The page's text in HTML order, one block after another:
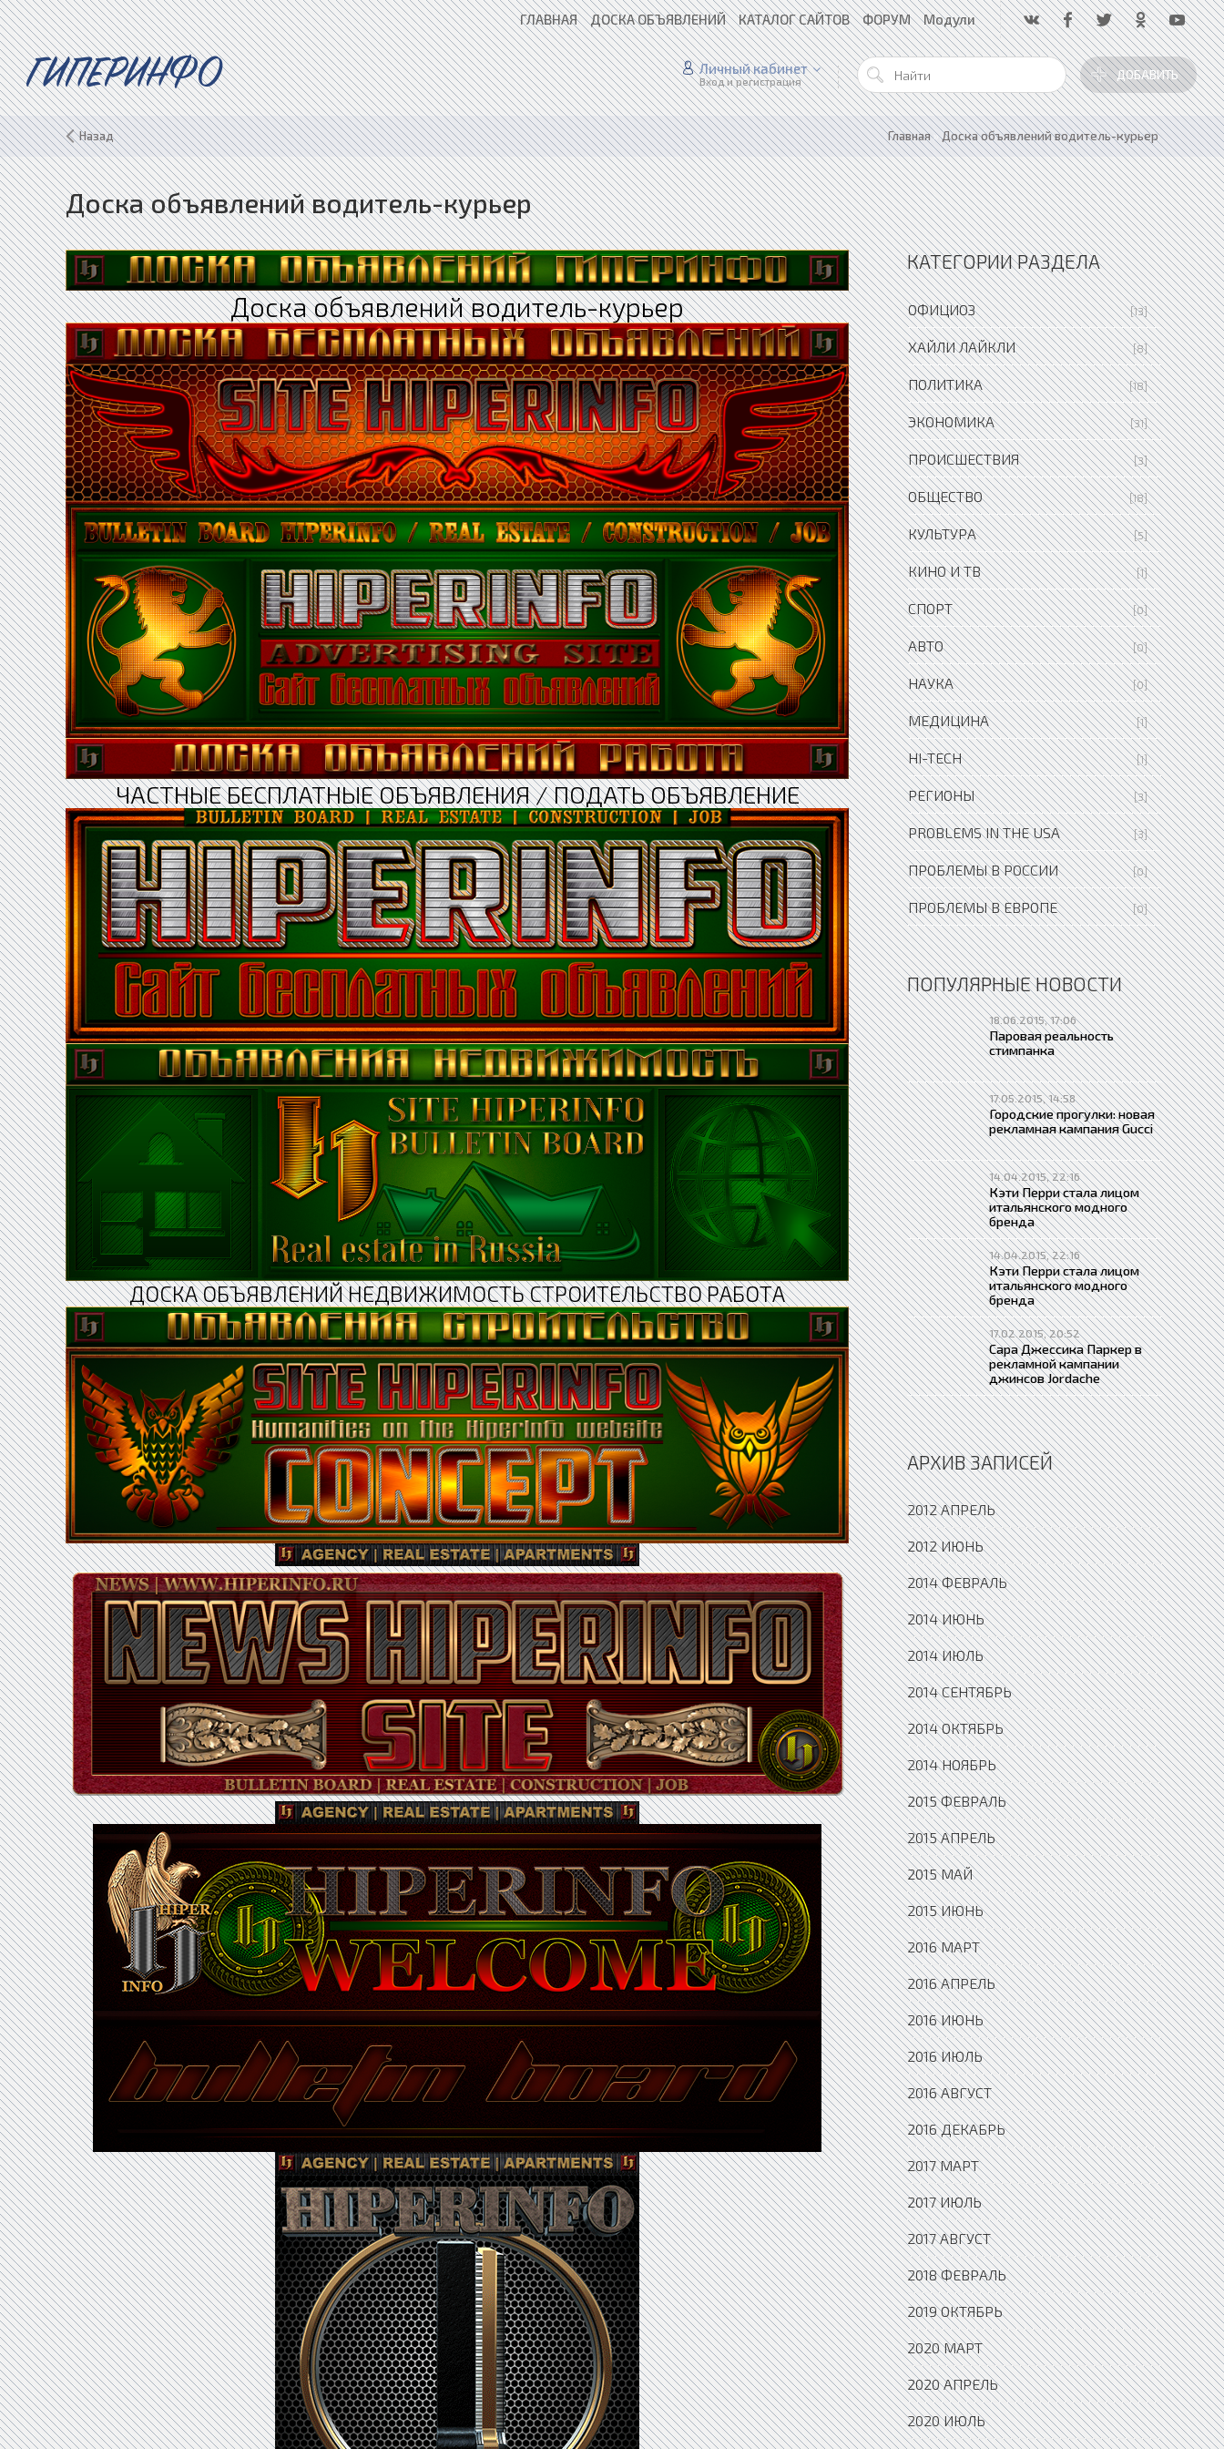
ГЛАВНАЯ ДОСКА ОБЪЯВЛЕНИЙ КАТАЛОГ САЙТОВ ФОРУМ Модули
ГИПЕРИНФО ДОБАВИТЬ
Личный кабинет
Вход и регистрация
Назад Главная»Доска объявлений водитель-курьер
Доска объявлений водитель-курьер
Доска объявлений водитель-курьер
ЧАСТНЫЕ БЕСПЛАТНЫЕ ОБЪЯВЛЕНИЯ / ПОДАТЬ ОБЪЯВЛЕНИЕ
ДОСКА ОБЪЯВЛЕНИЙ НЕДВИЖИМОСТЬ СТРОИТЕЛЬСТВО РАБОТА
КАТЕГОРИИ РАЗДЕЛА
ОФИЦИОЗ [13]
ХАЙЛИ ЛАЙКЛИ [8]
ПОЛИТИКА [18]
ЭКОНОМИКА [31]
ПРОИСШЕСТВИЯ [3]
ОБЩЕСТВО [18]
КУЛЬТУРА [5]
КИНО И ТВ [1]
СПОРТ [0]
АВТО [0]
НАУКА [0]
МЕДИЦИНА [1]
HI-TECH [1]
РЕГИОНЫ [3]
PROBLEMS IN THE USA [3]
ПРОБЛЕМЫ В РОССИИ [0]
ПРОБЛЕМЫ В ЕВРОПЕ [0]
ПОПУЛЯРНЫЕ НОВОСТИ
18.06.2015, 17:06
Паровая реальность
стимпанка
17.05.2015, 14:58
Городские прогулки: новая
рекламная кампания Gucci
14.04.2015, 22:16
Кэти Перри стала лицом
итальянского модного
бренда
14.04.2015, 22:16
Кэти Перри стала лицом
итальянского модного
бренда
17.02.2015, 20:52
Сара Джессика Паркер в
рекламной кампании
джинсов Jordache
АРХИВ ЗАПИСЕЙ
2012 АПРЕЛЬ
2012 ИЮНЬ
2014 ФЕВРАЛЬ
2014 ИЮНЬ
2014 ИЮЛЬ
2014 СЕНТЯБРЬ
2014 ОКТЯБРЬ
2014 НОЯБРЬ
2015 ФЕВРАЛЬ
2015 АПРЕЛЬ
2015 МАЙ
2015 ИЮНЬ
2016 МАРТ
2016 АПРЕЛЬ
2016 ИЮНЬ
2016 ИЮЛЬ
2016 АВГУСТ
2016 ДЕКАБРЬ
2017 МАРТ
2017 ИЮЛЬ
2017 АВГУСТ
2018 ФЕВРАЛЬ
2019 ОКТЯБРЬ
2020 МАРТ
2020 АПРЕЛЬ
2020 ИЮЛЬ